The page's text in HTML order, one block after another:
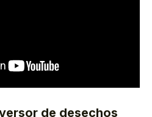
de desechos